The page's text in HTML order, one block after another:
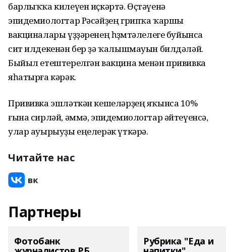
барлыҡҡа килеүен иҫкәртә. Өҫтәүенә
эпидемиологтар Рәсәйҙең грипҡа ҡаршы
вакциналары үҙҙәренең һөҙөмтәлелеге буйынса
сит илдекенән бер ҙә ҡалышмауын билдәләй.
Быйыл етештерелгән вакцина менән прививка
яһатырға кәрәк.
Прививка эшләткән кешеләрҙең яҡынса 10%
ғына сирләй, әммә, эпидемиологтар әйтеүенсә,
улар ауырыуҙы еңелерәк үткәрә.
Читайте нас
Партнеры
Фотобанк Рубрика "Еда и